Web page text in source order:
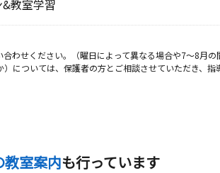
教室学習
せください。（曜日によって異なる場合や7～8月の
ついては、保護者の方とご相談させていただき、指
教室案内も行っています